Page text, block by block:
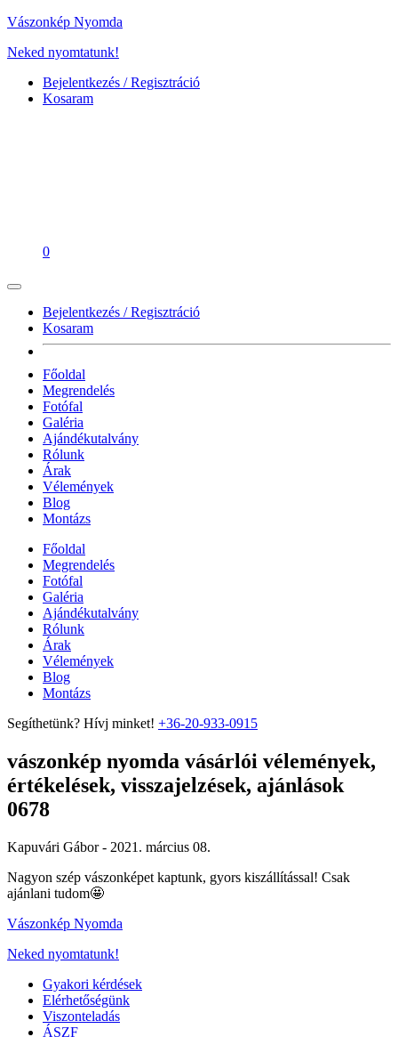
Vászonkép Nyomda
Neked nyomtatunk!
Bejelentkezés / Regisztráció
Kosaram
0
Bejelentkezés / Regisztráció
Kosaram
Főoldal
Megrendelés
Fotófal
Galéria
Ajándékutalvány
Rólunk
Árak
Vélemények
Blog
Montázs
Főoldal
Megrendelés
Fotófal
Galéria
Ajándékutalvány
Rólunk
Árak
Vélemények
Blog
Montázs
Segíthetünk? Hívj minket! +36-20-933-0915
vászonkép nyomda vásárlói vélemények,
értékelések, visszajelzések, ajánlások
0678
Kapuvári Gábor - 2021. március 08.
Nagyon szép vászonképet kaptunk, gyors kiszállítással! Csak
ajánlani tudom🤩
Vászonkép Nyomda
Neked nyomtatunk!
Gyakori kérdések
Elérhetőségünk
Viszonteladás
ÁSZF